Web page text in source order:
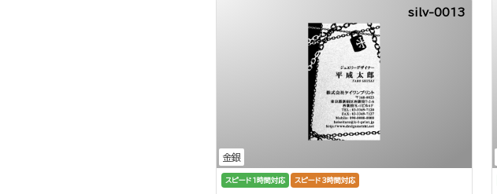
金銀
silv-0013
スピード1時間対応 スピード3時間対応